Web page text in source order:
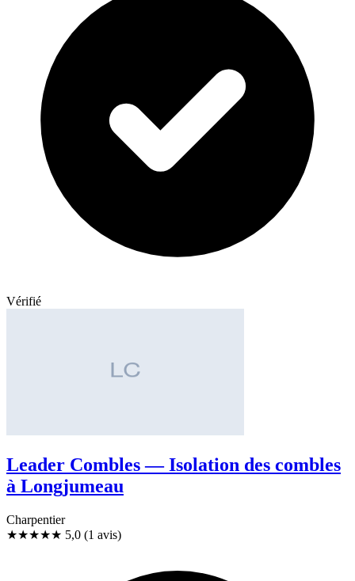
Vérifié
Leader Combles — Isolation des combles
à Longjumeau
Charpentier
★★★★★ 5,0 (1 avis)